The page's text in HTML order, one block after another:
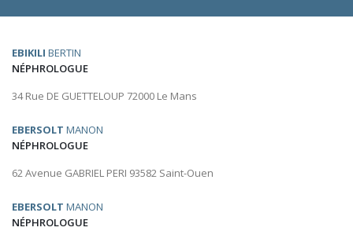
EBIKILI BERTIN
NÉPHROLOGUE
34 Rue DE GUETTELOUP 72000 Le Mans
EBERSOLT MANON
NÉPHROLOGUE
62 Avenue GABRIEL PERI 93582 Saint-Ouen
EBERSOLT MANON
NÉPHROLOGUE